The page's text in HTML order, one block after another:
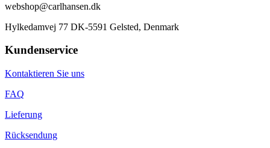
webshop@carlhansen.dk
Hylkedamvej 77 DK-5591 Gelsted, Denmark
Kundenservice
Kontaktieren Sie uns
FAQ
Lieferung
Rücksendung